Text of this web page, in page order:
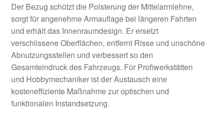
Der Bezug schützt die Polsterung der Mittelarmlehne,
sorgt für angenehme Armauflage bei längeren Fahrten
und erhält das Innenraumdesign. Er ersetzt
verschlissene Oberflächen, entfernt Risse und unschöne
Abnutzungsstellen und verbessert so den
Gesamteindruck des Fahrzeugs. Für Profiwerkstätten
und Hobbymechaniker ist der Austausch eine
kosteneffiziente Maßnahme zur optischen und
funktionalen Instandsetzung.